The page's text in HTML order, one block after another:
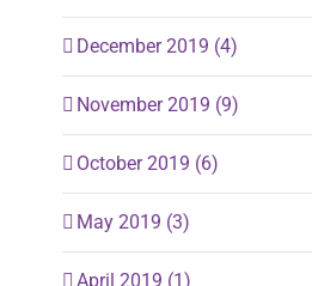
December 2019 (4)
November 2019 (9)
October 2019 (6)
May 2019 (3)
April 2019 (1)